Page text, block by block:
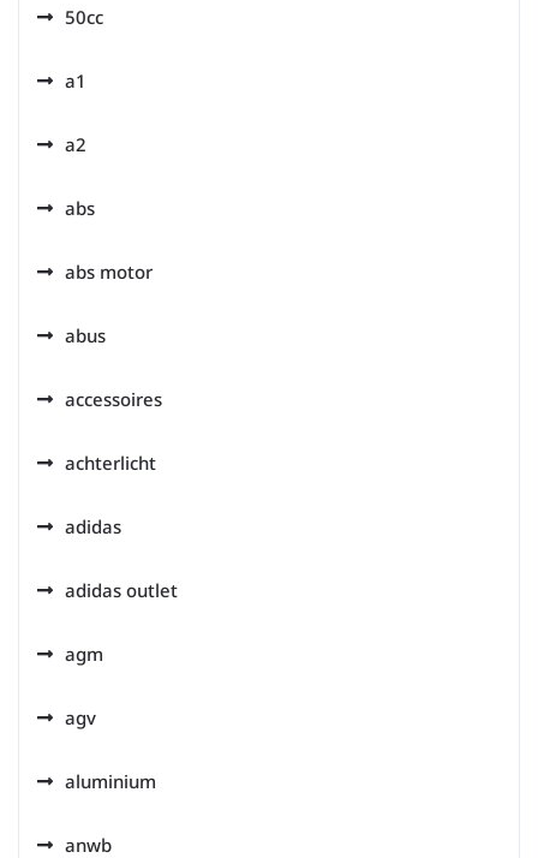
50cc
a1
a2
abs
abs motor
abus
accessoires
achterlicht
adidas
adidas outlet
agm
agv
aluminium
anwb